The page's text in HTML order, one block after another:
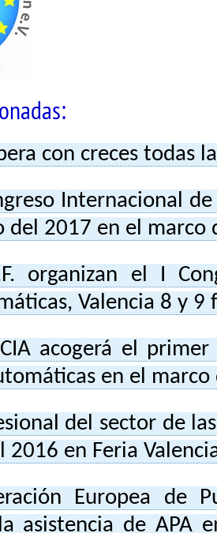
con creces todas
Internacional
del 2017 en el marco
organizan el I
Valencia 8 y 9
acogerá el
en el marco
del sector de
2016 en Feria
Europea de
asistencia de APA